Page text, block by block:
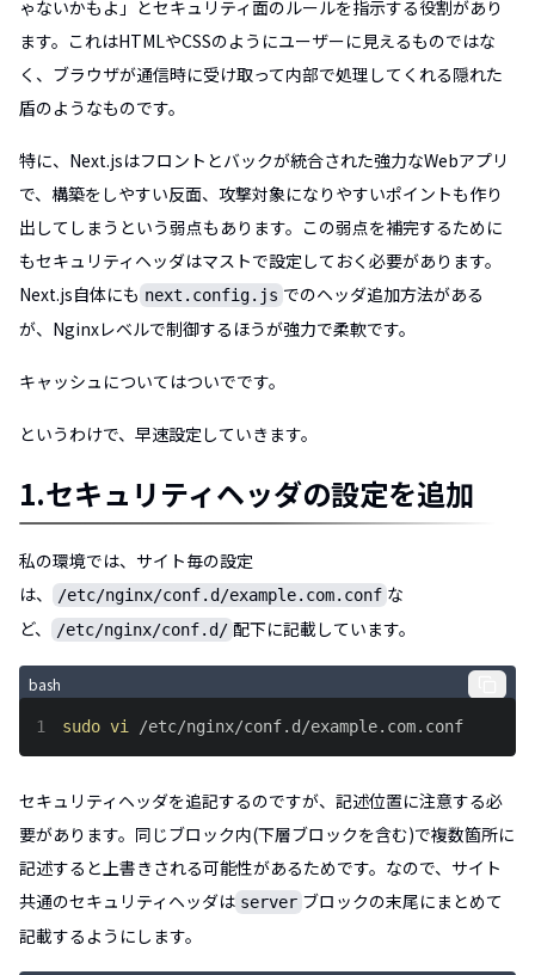
ゃないかもよ」とセキュリティ面のルールを指示する役割があり
ます。これはHTMLやCSSのようにユーザーに見えるものではな
く、ブラウザが通信時に受け取って内部で処理してくれる隠れた
盾のようなものです。
特に、Next.jsはフロントとバックが統合された強力なWebアプリ
で、構築をしやすい反面、攻撃対象になりやすいポイントも作り
出してしまうという弱点もあります。この弱点を補完するために
もセキュリティヘッダはマストで設定しておく必要があります。
Next.js自体にも next.config.js でのヘッダ追加方法がある
が、Nginxレベルで制御するほうが強力で柔軟です。
キャッシュについてはついでです。
というわけで、早速設定していきます。
1.セキュリティヘッダの設定を追加
私の環境では、サイト毎の設定
は、
/etc/nginx/conf.d/example.com.conf な
ど、
/etc/nginx/conf.d/ 配下に記載しています。
bash
1 sudo vi /etc/nginx/conf.d/example.com.conf
セキュリティヘッダを追記するのですが、記述位置に注意する必
要があります。同じブロック内(下層ブロックを含む)で複数箇所に
記述すると上書きされる可能性があるためです。なので、サイト
共通のセキュリティヘッダは server ブロックの末尾にまとめて
記載するようにします。